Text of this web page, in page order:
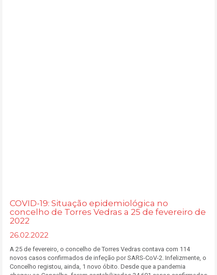
COVID-19: Situação epidemiológica no
concelho de Torres Vedras a 25 de fevereiro de
2022
26.02.2022
A 25 de fevereiro, o concelho de Torres Vedras contava com 114
novos casos confirmados de infeção por SARS-CoV-2. Infelizmente, o
Concelho registou, ainda, 1 novo óbito. Desde que a pandemia